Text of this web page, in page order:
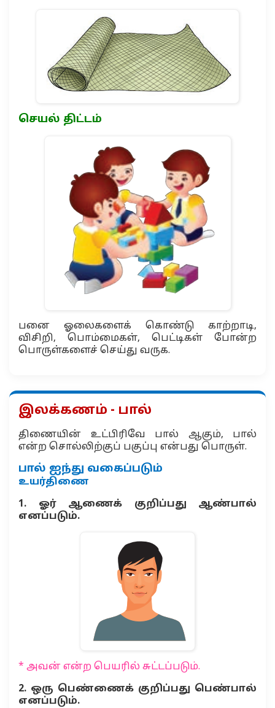
செயல் திட்டம்
பனை ஓலைகளைக் கொண்டு காற்றாடி,
விசிறி, பொம்மைகள், பெட்டிகள் போன்ற
பொருள்களைச் செய்து வருக.
இலக்கணம் - பால்
திணையின் உட்பிரிவே பால் ஆகும், பால்
என்ற சொல்லிற்குப் பகுப்பு என்பது பொருள்.
பால் ஐந்து வகைப்படும்
உயர்திணை
1. ஓர் ஆணைக் குறிப்பது ஆண்பால்
எனப்படும்.
* அவன் என்ற பெயரில் சுட்டப்படும்.
2. ஒரு பெண்ணைக் குறிப்பது பெண்பால்
எனப்படும்.